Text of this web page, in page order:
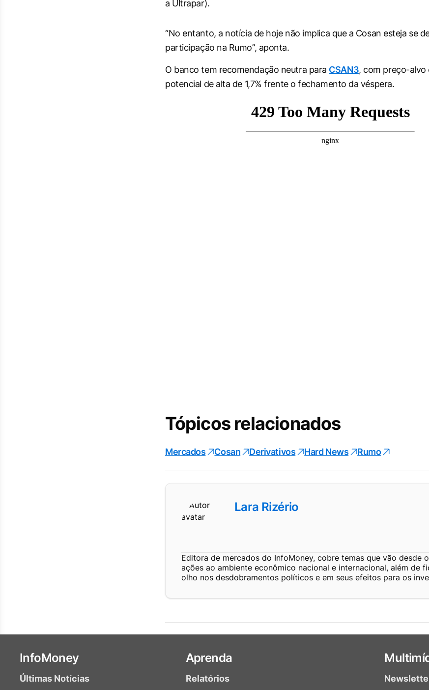
a Ultrapar).
“No entanto, a notícia de hoje não implica que a Cosan esteja se
participação na Rumo”, aponta.
O banco tem recomendação neutra para CSAN3, com preço-alvo
potencial de alta de 1,7% frente o fechamento da véspera.
Tópicos relacionados
Mercados Cosan Derivativos Hard News Rumo
Lara Rizério
Editora de mercados do InfoMoney, cobre temas que vão desde
ações ao ambiente econômico nacional e internacional, além de
olho nos desdobramentos políticos e em seus efeitos para os
InfoMoney
Últimas Notícias
Aprenda
Relatórios